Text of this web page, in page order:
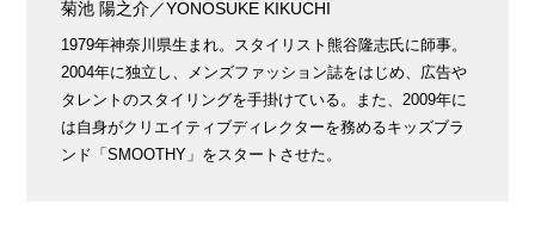
菊池 陽之介／YONOSUKE KIKUCHI
1979年神奈川県生まれ。スタイリスト熊谷隆志氏に師事。
2004年に独立し、メンズファッション誌をはじめ、広告や
タレントのスタイリングを手掛けている。また、2009年に
は自身がクリエイティブディレクターを務めるキッズブラ
ンド「SMOOTHY」をスタートさせた。